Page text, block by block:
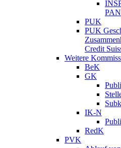
PUK
PUK
Credit
Weitere
BeK
GK
IK-N
RedK
PVK